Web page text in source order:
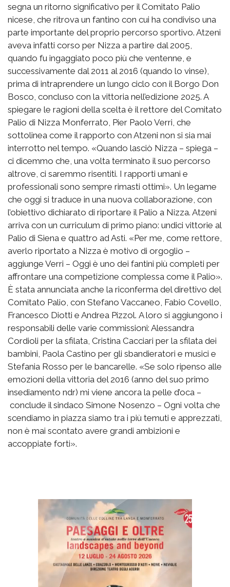
segna un ritorno significativo per il Comitato Palio
nicese, che ritrova un fantino con cui ha condiviso una
parte importante del proprio percorso sportivo. Atzeni
aveva infatti corso per Nizza a partire dal 2005,
quando fu ingaggiato poco più che ventenne, e
successivamente dal 2011 al 2016 (quando lo vinse),
prima di intraprendere un lungo ciclo con il Borgo Don
Bosco, concluso con la vittoria nell’edizione 2025. A
spiegare le ragioni della scelta è il rettore del Comitato
Palio di Nizza Monferrato, Pier Paolo Verri, che
sottolinea come il rapporto con Atzeni non si sia mai
interrotto nel tempo. «Quando lasciò Nizza – spiega –
ci dicemmo che, una volta terminato il suo percorso
altrove, ci saremmo risentiti. I rapporti umani e
professionali sono sempre rimasti ottimi». Un legame
che oggi si traduce in una nuova collaborazione, con
l’obiettivo dichiarato di riportare il Palio a Nizza. Atzeni
arriva con un curriculum di primo piano: undici vittorie al
Palio di Siena e quattro ad Asti. «Per me, come rettore,
averlo riportato a Nizza è motivo di orgoglio –
aggiunge Verri – Oggi è uno dei fantini più completi per
affrontare una competizione complessa come il Palio».
È stata annunciata anche la riconferma del direttivo del
Comitato Palio, con Stefano Vaccaneo, Fabio Covello,
Francesco Diotti e Andrea Pizzol. A loro si aggiungono i
responsabili delle varie commissioni: Alessandra
Cordioli per la sfilata, Cristina Cacciari per la sfilata dei
bambini, Paola Castino per gli sbandieratori e musici e
Stefania Rosso per le bancarelle. «Se solo ripenso alle
emozioni della vittoria del 2016 (anno del suo primo
insediamento ndr) mi viene ancora la pelle d’oca –
conclude il sindaco Simone Nosenzo – Ogni volta che
scendiamo in piazza siamo tra i più temuti e apprezzati,
non è mai scontato avere grandi ambizioni e
accoppiate forti».